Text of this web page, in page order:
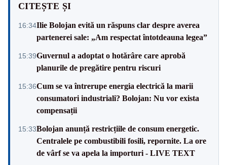
CITEȘTE ȘI
16:34Ilie Bolojan evită un răspuns clar despre averea
partenerei sale: „Am respectat întotdeauna legea”
15:39Guvernul a adoptat o hotărâre care aprobă
planurile de pregătire pentru riscuri
15:36Cum se va întrerupe energia electrică la marii
consumatori industriali? Bolojan: Nu vor exista
compensații
15:33Bolojan anunță restricțiile de consum energetic.
Centralele pe combustibili fosili, repornite. La ore
de vârf se va apela la importuri - LIVE TEXT